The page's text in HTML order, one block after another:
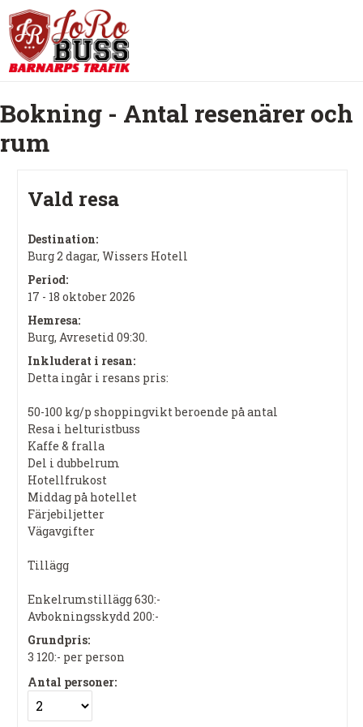
Bokning - Antal resenärer och
rum
Vald resa
Destination:
Burg 2 dagar, Wissers Hotell
Period:
17 - 18 oktober 2026
Hemresa:
Burg, Avresetid 09:30.
Inkluderat i resan:
Detta ingår i resans pris:
50-100 kg/p shoppingvikt beroende på antal
Resa i helturistbuss
Kaffe & fralla
Del i dubbelrum
Hotellfrukost
Middag på hotellet
Färjebiljetter
Vägavgifter
Tillägg
Enkelrumstillägg 630:-
Avbokningsskydd 200:-
Grundpris:
3 120:- per person
Antal personer: